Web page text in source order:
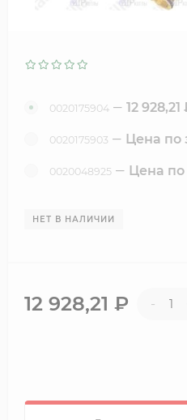
0020175904 12 928,21
0020175903 Цена по
0020048925 Цена по
НЕТ В НАЛИЧИИ
12 928,21 ₽ -